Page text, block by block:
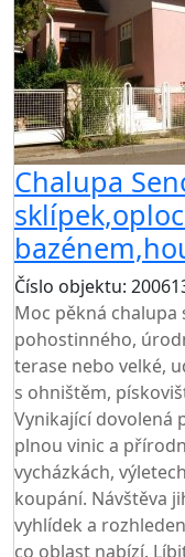
Chalupa
Číslo objektu:
Moc pěkná chalupa
pohostinného,
terase nebo velké,
s ohništěm,
Vynikající dovolená
plnou vinic a
vycházkách,
koupání. Návštěva
vyhlídek a
co oblast nabízí.